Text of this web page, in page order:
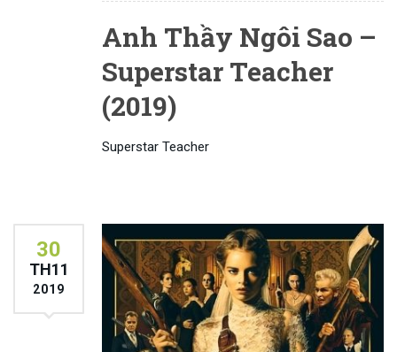
Anh Thầy Ngôi Sao –
Superstar Teacher
(2019)
Superstar Teacher
30
TH11
2019